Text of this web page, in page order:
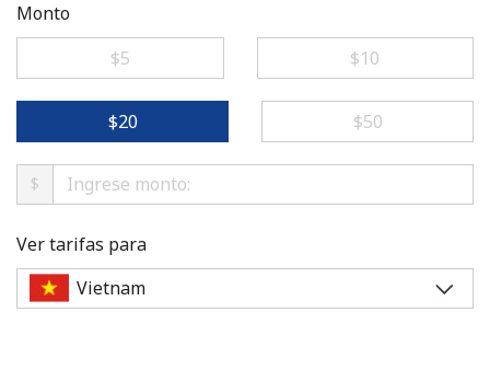
Monto
⁦$5⁩
⁦$10⁩
⁦$20⁩ ⁦$50⁩
$
Ver tarifas para